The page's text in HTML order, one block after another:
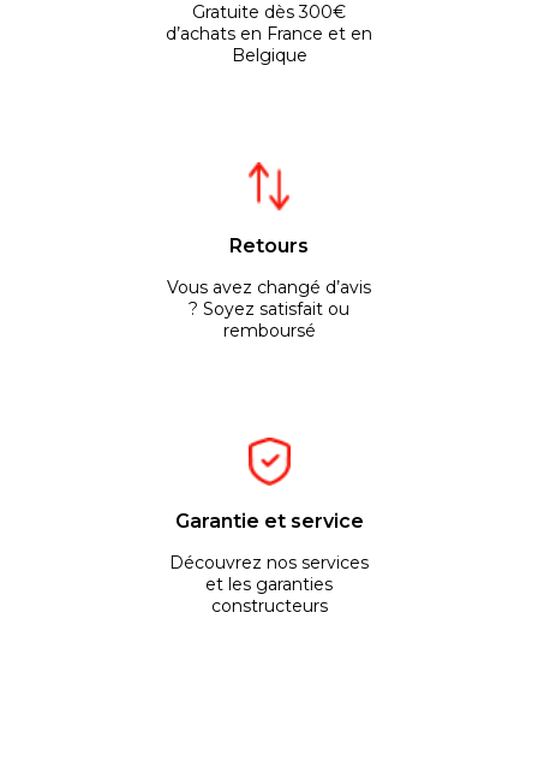
Gratuite dès 300€
d’achats en France et en
Belgique
Retours
Vous avez changé d’avis
? Soyez satisfait ou
remboursé
Garantie et service
Découvrez nos services
et les garanties
constructeurs